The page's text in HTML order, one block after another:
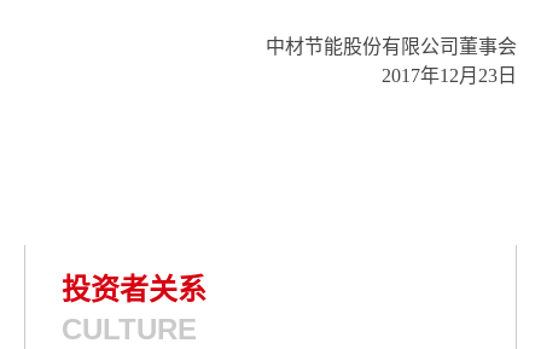
中材节能股份有限公司董事会
2017年12月23日
投资者关系
CULTURE